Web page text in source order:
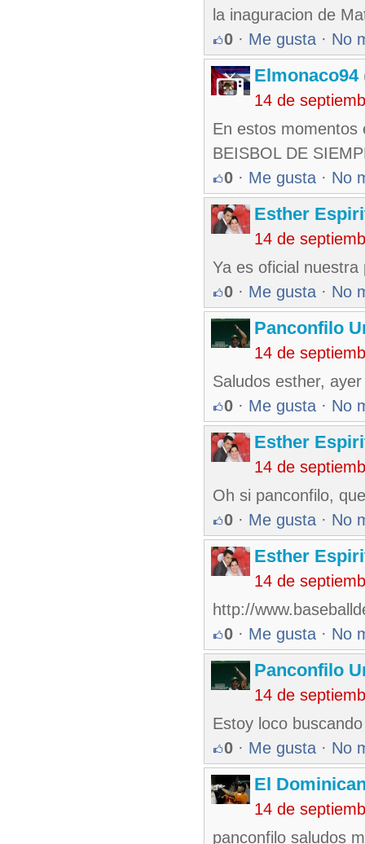
la inaguracion de
0 · Me gusta · No
Elmonaco94
14 de
En estos momentos
BEISBOL DE
0 · Me gusta · No
Esther
14 de
Ya es oficial
0 · Me gusta · No
Panconfilo
14 de
Saludos esther,
0 · Me gusta · No
Esther
14 de
Oh si panconfilo,
0 · Me gusta · No
Esther
14 de
http://
0 · Me gusta · No
Panconfilo
14 de
Estoy loco
0 · Me gusta · No
El
14 de
panconfilo saludos